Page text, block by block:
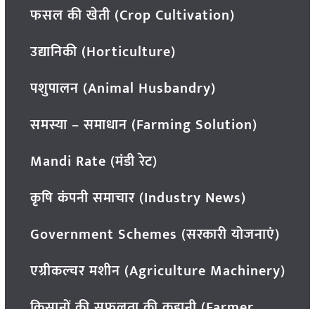
फसल की खेती (Crop Cultivation)
उद्यानिकी (Horticulture)
पशुपालन (Animal Husbandry)
समस्या – समाधान (Farming Solution)
Mandi Rate (मंडी रेट)
कृषि कंपनी समाचार (Industry News)
Government Schemes (सरकारी योजनाएं)
एग्रीकल्चर मशीन (Agriculture Machinery)